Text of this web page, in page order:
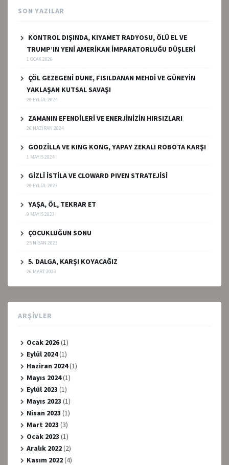
SON YAZILAR
KONTROL DIŞINDA, KIYAMET RADYOSU, ÖLÜ EL VE
TRUMP’IN YENİ AMERİKAN İMPARATORLUĞU DÜŞLERİ
1 OCAK 2026
ÇÖL GEZEGENİ DUNE, FISILDANAN MEHDİ VE GÜNEYİN
YAKLAŞAN KUTSAL SAVAŞI
29 EYLÜL 2024
ZAMANIN EFENDİLERİ VE ENERJİNİZİN HIRSIZLARI
26 HAZIRAN 2024
GODZİLLA VE KING KONG, YAPAY ZEKALI ROBOTA KARŞI
1 MAYIS 2024
GİZLİ İSTİLA VE CLOWARD PIVEN STRATEJİSİ
29 EYLÜL 2023
YAŞA, ÖL, TEKRAR ET
9 MAYIS 2023
ÇOCUKLUĞUN SONU
25 NISAN 2023
5. DALGA, KARŞI KOYACAĞIZ
26 MART 2023
ARŞIVLER
Ocak 2026(1)
Eylül 2024(1)
Haziran 2024(1)
Mayıs 2024(1)
Eylül 2023 (1)
Mayıs 2023 (1)
Nisan 2023 (1)
Mart 2023 (3)
Ocak 2023 (1)
Aralık 2022(2)
Kasım 2022(4)